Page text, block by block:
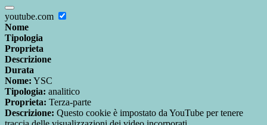
youtube.com
Nome
Tipologia
Proprieta
Descrizione
Durata
Nome: YSC
Tipologia: analitico
Proprieta: Terza-parte
Descrizione: Questo cookie è impostato da YouTube per tenere